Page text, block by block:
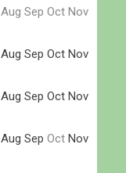
Aug Sep Oct Nov
Aug Sep Oct Nov
Aug Sep Oct Nov
Aug Sep Oct Nov